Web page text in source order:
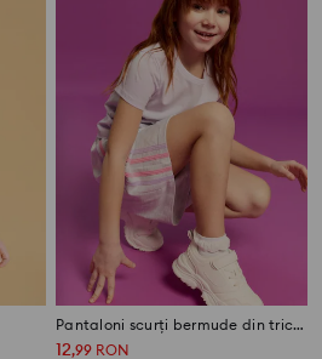
Pantaloni scurți bermude din tricot French Terry cu dungi laterale
12,99 RON